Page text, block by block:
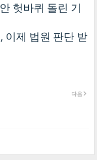
헛바퀴 돌린 기
이제 법원 판단 받
다음